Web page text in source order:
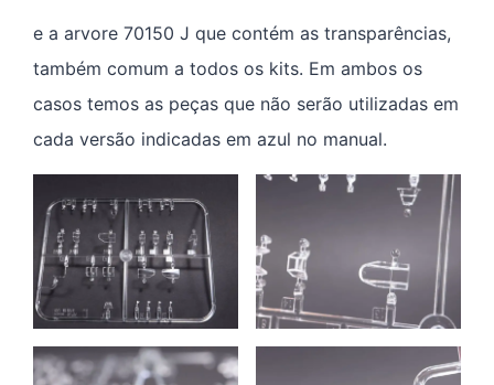
e a arvore 70150 J que contém as transparências,
também comum a todos os kits. Em ambos os
casos temos as peças que não serão utilizadas em
cada versão indicadas em azul no manual.